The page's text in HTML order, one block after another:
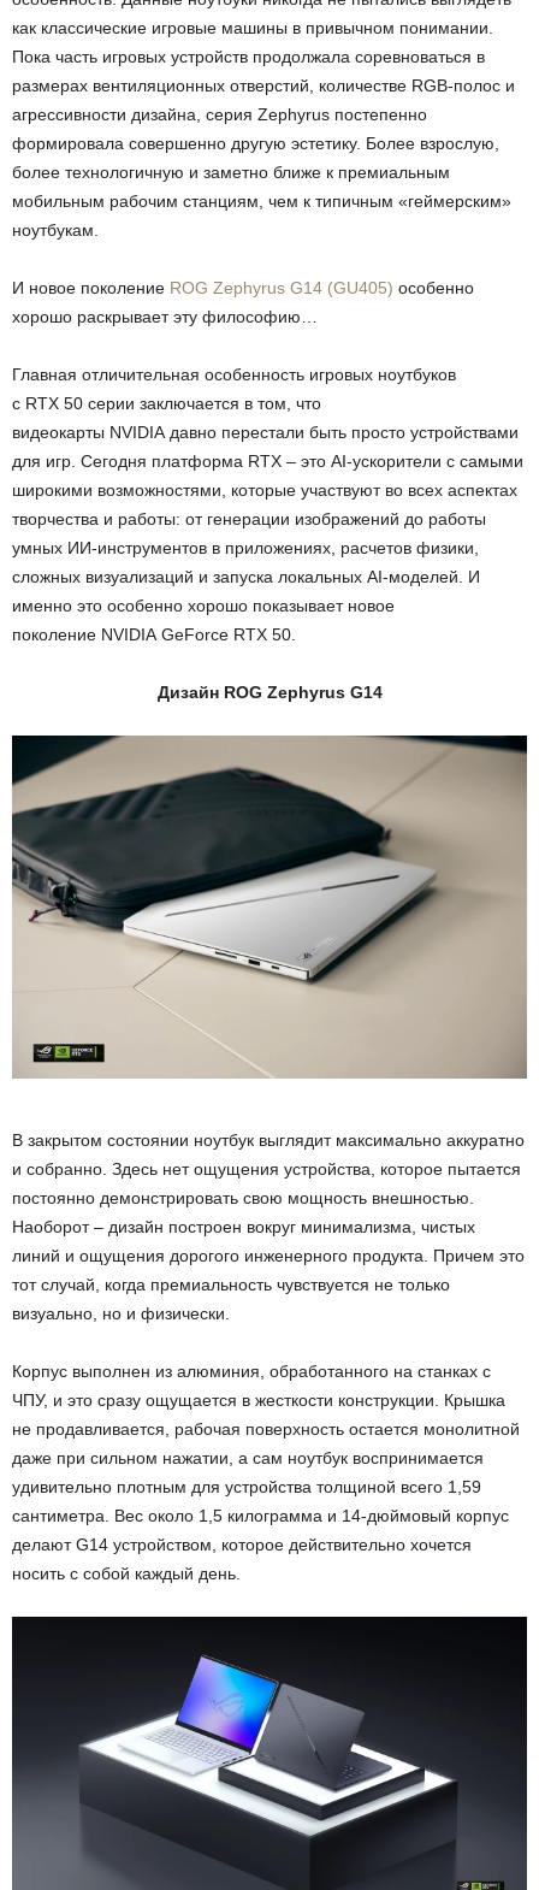
как классические игровые машины в привычном понимании.
Пока часть игровых устройств продолжала соревноваться в
размерах вентиляционных отверстий, количестве RGB-полос и
агрессивности дизайна, серия Zephyrus постепенно
формировала совершенно другую эстетику. Более взрослую,
более технологичную и заметно ближе к премиальным
мобильным рабочим станциям, чем к типичным «геймерским»
ноутбукам.
И новое поколение ROG Zephyrus G14 (GU405) особенно
хорошо раскрывает эту философию…
Главная отличительная особенность игровых ноутбуков
с RTX 50 серии заключается в том, что
видеокарты NVIDIA давно перестали быть просто устройствами
для игр. Сегодня платформа RTX – это AI-ускорители с самыми
широкими возможностями, которые участвуют во всех аспектах
творчества и работы: от генерации изображений до работы
умных ИИ-инструментов в приложениях, расчетов физики,
сложных визуализаций и запуска локальных AI-моделей. И
именно это особенно хорошо показывает новое
поколение NVIDIA GeForce RTX 50.
Дизайн ROG Zephyrus G14
В закрытом состоянии ноутбук выглядит максимально аккуратно
и собранно. Здесь нет ощущения устройства, которое пытается
постоянно демонстрировать свою мощность внешностью.
Наоборот – дизайн построен вокруг минимализма, чистых
линий и ощущения дорогого инженерного продукта. Причем это
тот случай, когда премиальность чувствуется не только
визуально, но и физически.
Корпус выполнен из алюминия, обработанного на станках с
ЧПУ, и это сразу ощущается в жесткости конструкции. Крышка
не продавливается, рабочая поверхность остается монолитной
даже при сильном нажатии, а сам ноутбук воспринимается
удивительно плотным для устройства толщиной всего 1,59
сантиметра. Вес около 1,5 килограмма и 14-дюймовый корпус
делают G14 устройством, которое действительно хочется
носить с собой каждый день.